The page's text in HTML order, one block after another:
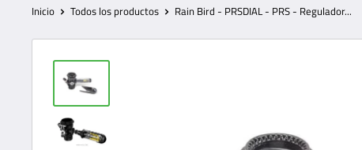
Inicio Todos los productos Rain Bird - PRSDIAL - PRS - Regulador...